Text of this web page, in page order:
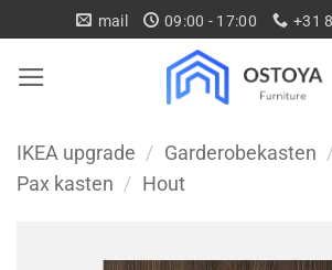
naar
inhoud
mail 09:00 - 17:00 +31
IKEA upgrade / Garderobekasten
Pax kasten / Hout